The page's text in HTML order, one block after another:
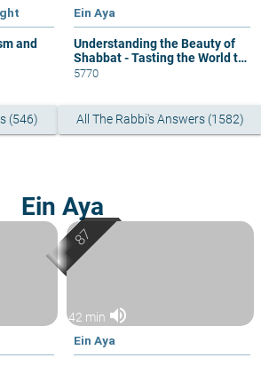
and
Ein Aya
Understanding the Beauty of
Shabbat - Tasting the World to
Come
5770
(546) All The Rabbi's Answers (1582)
Ein Aya
42 min volume_up
Ein Aya